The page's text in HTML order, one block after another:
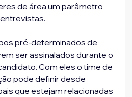
de área um parâmetro
pré-determinados de
ser assinalados durante o
Com eles o time de
pode definir desde
que estejam relacionadas